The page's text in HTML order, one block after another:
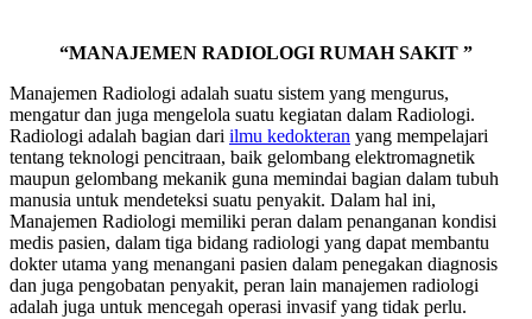
“MANAJEMEN RADIOLOGI RUMAH SAKIT ”
Manajemen Radiologi adalah suatu sistem yang mengurus,
mengatur dan juga mengelola suatu kegiatan dalam Radiologi.
Radiologi adalah bagian dari ilmu kedokteran yang mempelajari
tentang teknologi pencitraan, baik gelombang elektromagnetik
maupun gelombang mekanik guna memindai bagian dalam tubuh
manusia untuk mendeteksi suatu penyakit. Dalam hal ini,
Manajemen Radiologi memiliki peran dalam penanganan kondisi
medis pasien, dalam tiga bidang radiologi yang dapat membantu
dokter utama yang menangani pasien dalam penegakan diagnosis
dan juga pengobatan penyakit, peran lain manajemen radiologi
adalah juga untuk mencegah operasi invasif yang tidak perlu.